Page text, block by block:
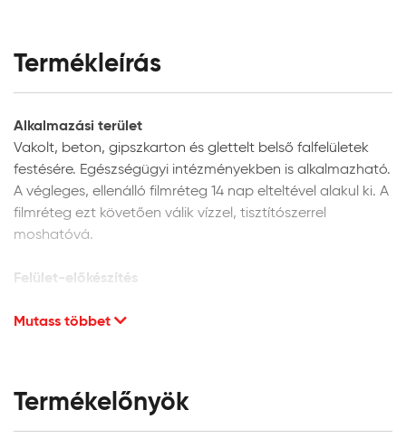
Termékleírás
Alkalmazási terület
Vakolt, beton, gipszkarton és glettelt belső falfelületek
festésére. Egészségügyi intézményekben is alkalmazható.
A végleges, ellenálló filmréteg 14 nap elteltével alakul ki. A
filmréteg ezt követően válik vízzel, tisztítószerrel
moshatóvá.
Felület-előkészítés
A festendő felület legyen száraz, hordképes, egyenletes
használata nem javasolt
Új, vakolt vagy beton, illetve; gipsz tartalmú glettel
Mutass többet
Termékelőnyök